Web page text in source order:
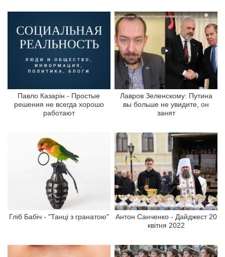
Павло Казарін - Простые
решения не всегда хорошо
работают
Лавров Зеленскому: Путина
вы больше не увидите, он
занят
Гліб Бабіч - "Танці з гранатою"
Антон Санченко - Дайджест 20
квітня 2022